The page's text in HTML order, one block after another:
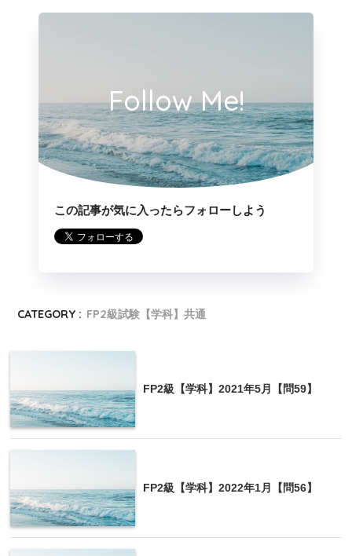
賃貸人は、定期借家契約を締結する場合、あらかじ
め、賃借人に対して契約の更新がなく、期間の満了
により当該建物の賃貸借が終了する旨を記載した公
正証書を交付しなければならない。
普通借地権
一般定期借地権
公正証書
建物譲渡特約付借地権
普通借家権
Follow Me!
この記事が気に入ったらフォローしよう
CATEGORY : FP2級試験【学科】共通
FP2級【学科】2021年5月【問59】
FP2級【学科】2022年1月【問56】